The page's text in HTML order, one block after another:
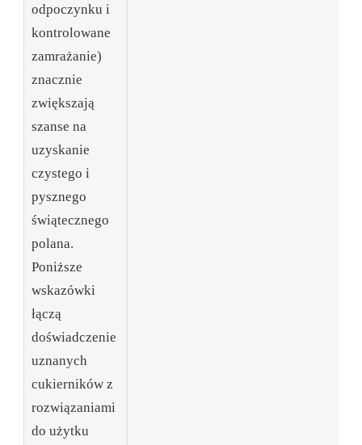
odpoczynku i
kontrolowane
zamrażanie)
znacznie
zwiększają
szanse na
uzyskanie
czystego i
pysznego
świątecznego
polana.
Poniższe
wskazówki
łączą
doświadczenie
uznanych
cukierników z
rozwiązaniami
do użytku